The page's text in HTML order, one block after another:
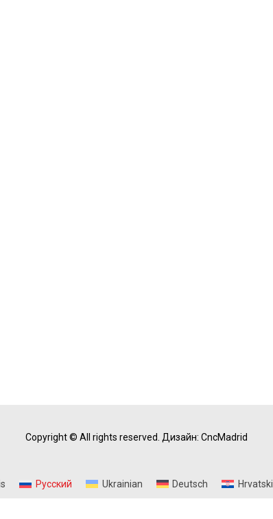
Copyright © All rights reserved. Дизайн: CncMadrid
Русский Ukrainian Deutsch Hrvatski